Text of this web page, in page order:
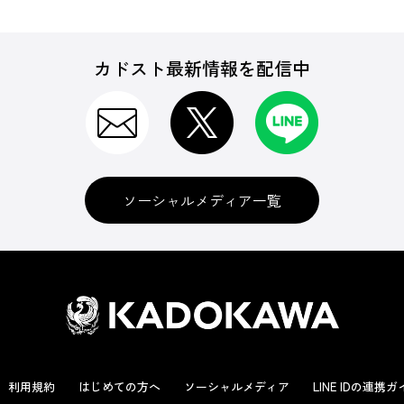
カドスト最新情報を配信中
ソーシャルメディア一覧
利用規約 はじめての方へ ソーシャルメディア LINE IDの連携ガ